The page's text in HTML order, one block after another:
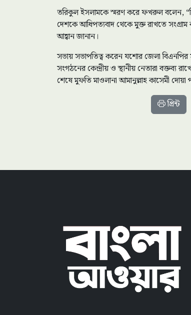
তরিকুল ইসলামকে স্মরণ করে ফখরুল বলেন,
দেশকে আধিপত্যবাদ থেকে মুক্ত রাখতে
আহ্বান জানান।
সভায় সভাপতিত্ব করেন যশোর জেলা
সংগঠনের কেন্দ্রীয় ও স্থানীয় নেতারা বক্তব্য
শেষে মুফতি মাওলানা আমানুল্লাহ কাসেমী দোয়া
প্রিন্ট